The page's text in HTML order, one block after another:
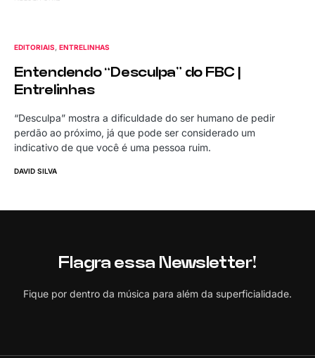
EDITORIAIS ENTRELINHAS
Entendendo “Desculpa” do FBC |
Entrelinhas
“Desculpa” mostra a dificuldade do ser humano de pedir
perdão ao próximo, já que pode ser considerado um
indicativo de que você é uma pessoa ruim.
DAVID SILVA
Flagra essa Newsletter!
Fique por dentro da música para além da superficialidade.